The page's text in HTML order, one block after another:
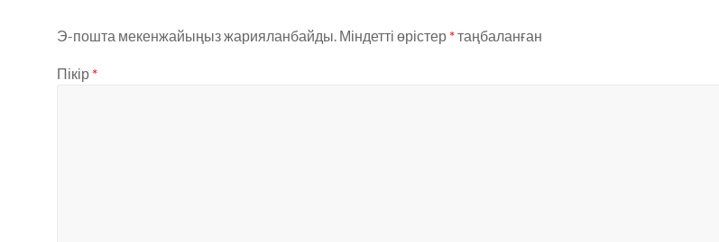
Э-пошта мекенжайыңыз жарияланбайды. Міндетті өрістер *таңбаланған
Пікір *